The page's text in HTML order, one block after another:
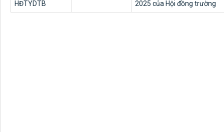
HĐTYDTB
2025 của Hội đồng trường